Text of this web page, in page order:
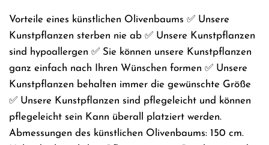
Vorteile eines künstlichen Olivenbaums ✅ Unsere
Kunstpflanzen sterben nie ab ✅ Unsere Kunstpflanzen
sind hypoallergen ✅ Sie können unsere Kunstpflanzen
ganz einfach nach Ihren Wünschen formen ✅ Unsere
Kunstpflanzen behalten immer die gewünschte Größe
✅ Unsere Kunstpflanzen sind pflegeleicht und können
pflegeleicht sein Kann überall platziert werden.
Abmessungen des künstlichen Olivenbaums: 150 cm.